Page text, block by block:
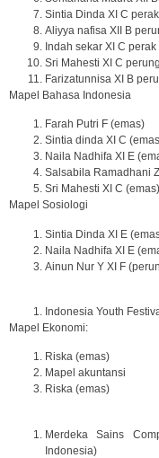
Sintia Dinda XI C perak
Aliyya nafisa XII B
Indah sekar XI C perak
Sri Mahesti XI C
Farizatunnisa XI B
Mapel Bahasa Indonesia
Farah Putri F (emas)
Sintia dinda XI C
Naila Nadhifa XI E
Salsabila Ramadhani
Sri Mahesti XI C (emas)
Mapel Sosiologi
Sintia Dinda XI E
Naila Nadhifa XI E
Ainun Nur Y XI F
Indonesia Youth
Mapel Ekonomi:
Riska (emas)
Mapel akuntansi
Riska (emas)
Merdeka Sains
Indonesia)